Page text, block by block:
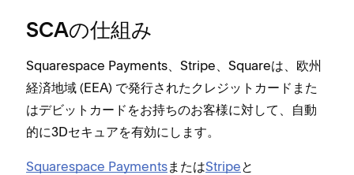
SCAの仕組み
Squarespace Payments⁠、Stripe⁠、Squareは⁠、欧州
経済地域 (⁠EEA⁠) で発行されたクレジ⁠ットカ⁠ードまた
はデビ⁠ットカ⁠ードをお持ちのお客様に対して⁠、自動
的に3Dセキ⁠ュアを有効にします⁠。
Squarespace PaymentsまたはStripeと